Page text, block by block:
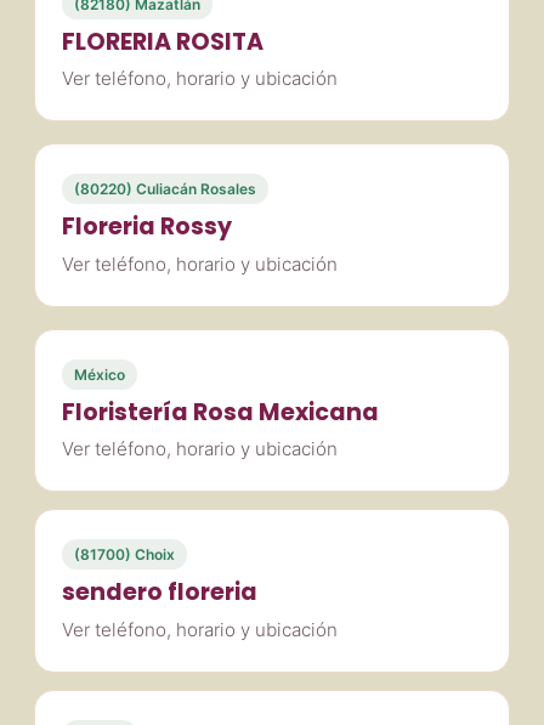
(82180) Mazatlán
FLORERIA ROSITA
Ver teléfono, horario y ubicación
(80220) Culiacán Rosales
Floreria Rossy
Ver teléfono, horario y ubicación
México
Floristería Rosa Mexicana
Ver teléfono, horario y ubicación
(81700) Choix
sendero floreria
Ver teléfono, horario y ubicación